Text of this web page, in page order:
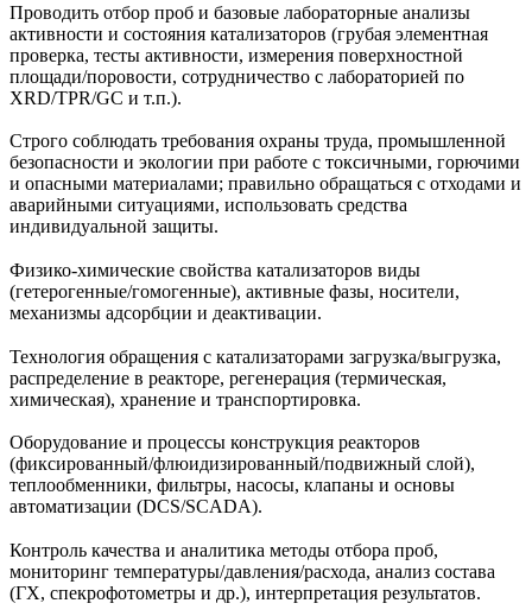
Проводить отбор проб и базовые лабораторные анализы
активности и состояния катализаторов (грубая элементная
проверка, тесты активности, измерения поверхностной
площади/поровости, сотрудничество с лабораторией по
XRD/TPR/GC и т.п.).
Строго соблюдать требования охраны труда, промышленной
безопасности и экологии при работе с токсичными, горючими
и опасными материалами; правильно обращаться с отходами и
аварийными ситуациями, использовать средства
индивидуальной защиты.
Физико‑химические свойства катализаторов виды
(гетерогенные/гомогенные), активные фазы, носители,
механизмы адсорбции и деактивации.
Технология обращения с катализаторами загрузка/выгрузка,
распределение в реакторе, регенерация (термическая,
химическая), хранение и транспортировка.
Оборудование и процессы конструкция реакторов
(фиксированный/флюидизированный/подвижный слой),
теплообменники, фильтры, насосы, клапаны и основы
автоматизации (DCS/SCADA).
Контроль качества и аналитика методы отбора проб,
мониторинг температуры/давления/расхода, анализ состава
(ГХ, спекрофотометры и др.), интерпретация результатов.